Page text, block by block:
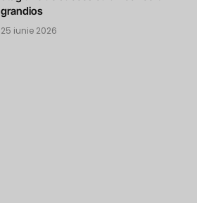
grandios
25 iunie 2026